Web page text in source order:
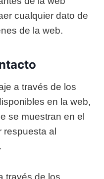
cualquier dato de
de la web.
a través de los
en la web,
se muestran en el
al
través de los